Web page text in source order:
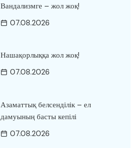
Вандализмге – жол жоқ!
07.08.2026
Нашақорлыққа жол жоқ!
07.08.2026
Азаматтық белсенділік – ел
дамуының басты кепілі
07.08.2026